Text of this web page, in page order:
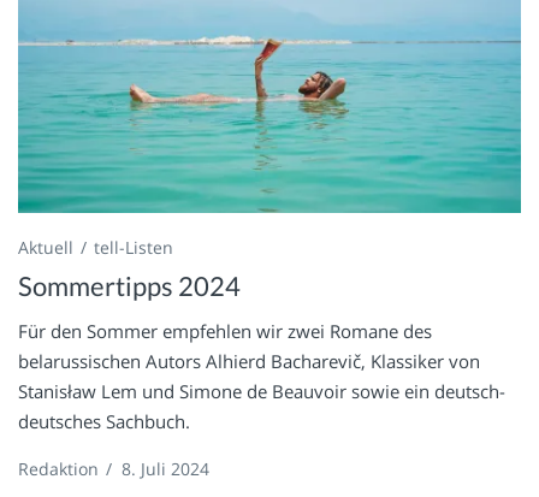
Aktuell tell-Listen
Sommertipps 2024
Für den Sommer empfehlen wir zwei Romane des
belarussischen Autors Alhierd Bacharevič, Klassiker von
Stanisław Lem und Simone de Beauvoir sowie ein deutsch-
deutsches Sachbuch.
Redaktion / 8. Juli 2024